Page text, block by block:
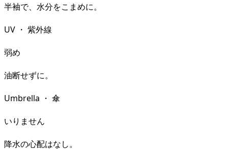
半袖で、水分をこまめに。
UV ・ 紫外線
弱め
油断せずに。
Umbrella ・ 傘
いりません
降水の心配はなし。